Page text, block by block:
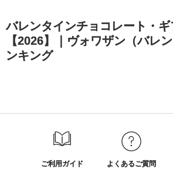
バレンタインチョコレート・
【2026】｜ヴォワザン（バレ
ンキング
ご利用ガイド よくあるご質問